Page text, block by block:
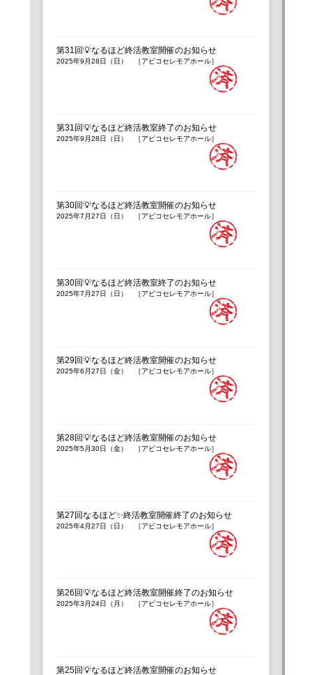
第31回💡なるほど終活教室開催のお知らせ
2025年9月28日（日） ［アビコセレモアホール］
第31回💡なるほど終活教室終了のお知らせ
2025年9月28日（日） ［アビコセレモアホール］
第30回💡なるほど終活教室開催のお知らせ
2025年7月27日（日） ［アビコセレモアホール］
第30回💡なるほど終活教室終了のお知らせ
2025年7月27日（日） ［アビコセレモアホール］
第29回💡なるほど終活教室開催のお知らせ
2025年6月27日（金） ［アビコセレモアホール］
第28回💡なるほど終活教室開催のお知らせ
2025年5月30日（金） ［アビコセレモアホール］
第27回なるほど✨終活教室開催終了のお知らせ
2025年4月27日（日） ［アビコセレモアホール］
第26回💡なるほど終活教室開催終了のお知らせ
2025年3月24日（月） ［アビコセレモアホール］
第25回💡なるほど終活教室開催のお知らせ